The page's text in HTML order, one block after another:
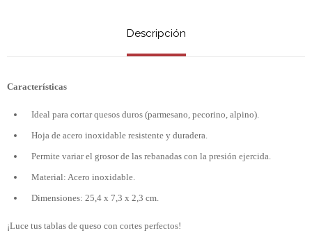
Descripción
Características
Ideal para cortar quesos duros (parmesano, pecorino, alpino).
Hoja de acero inoxidable resistente y duradera.
Permite variar el grosor de las rebanadas con la presión ejercida.
Material: Acero inoxidable.
Dimensiones: 25,4 x 7,3 x 2,3 cm.
¡Luce tus tablas de queso con cortes perfectos!